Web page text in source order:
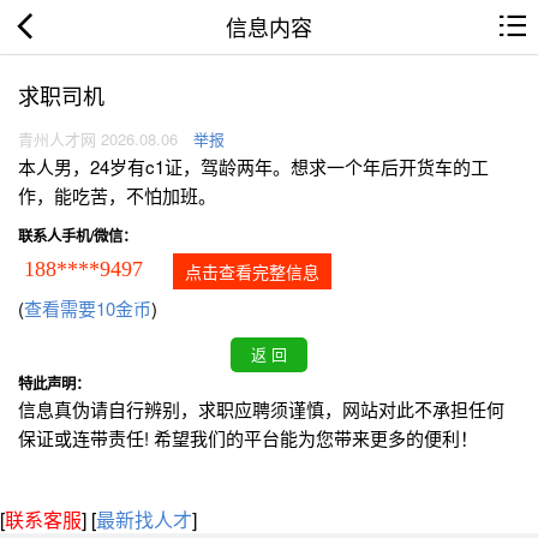
信息内容
求职司机
青州人才网 2026.08.06 举报
本人男，24岁有c1证，驾龄两年。想求一个年后开货车的工
作，能吃苦，不怕加班。
联系人手机/微信：
188****9497 点击查看完整信息
(查看需要10金币)
特此声明：
信息真伪请自行辨别，求职应聘须谨慎，网站对此不承担任何
保证或连带责任! 希望我们的平台能为您带来更多的便利！
[联系客服] [最新找人才]